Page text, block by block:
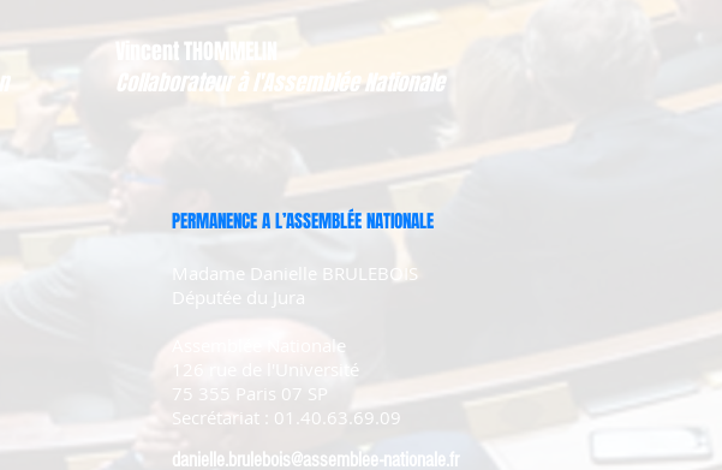
Vincent THOMMELIN
Collaborateur à l'Assemblée Nationale
PERMANENCE A L’ASSEMBLÉE NATIONALE
Madame Danielle BRULEBOIS
Députée du Jura
Assemblée Nationale
126 rue de l'Université
75 355 Paris 07 SP
Secrétariat : 01.40.63.69.09
danielle.brulebois@assemblee-nationale.fr